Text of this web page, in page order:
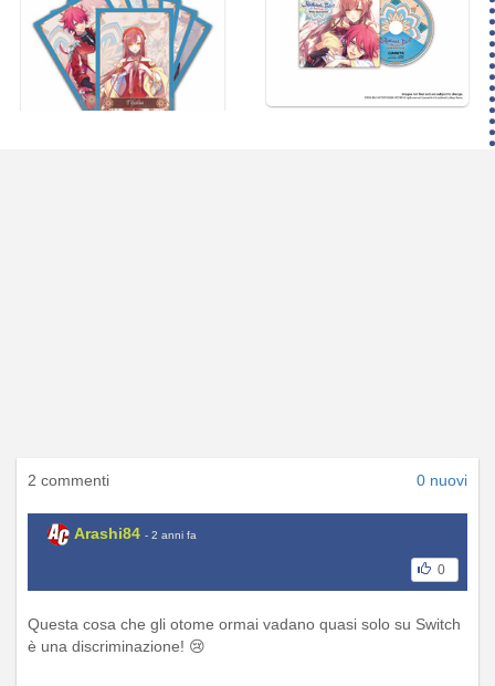
2 commenti 0 nuovi
Arashi84 - 2 anni fa
0
Questa cosa che gli otome ormai vadano quasi solo su Switch
è una discriminazione! 😢